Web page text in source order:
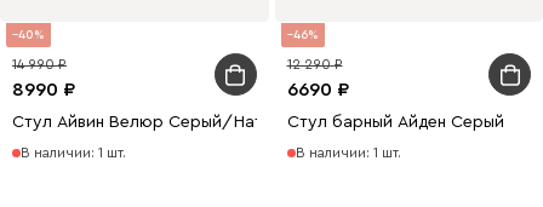
40
8990
14 990
Стул Айвин Велюр Серый/Натуральный
В наличии: 1 шт.
46
6690
12 290
Стул барный Айден Серый
В наличии: 1 шт.